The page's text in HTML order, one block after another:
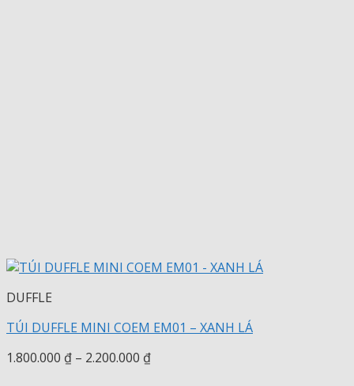
DUFFLE
TÚI DUFFLE MINI COEM EM01 – XANH LÁ
1.800.000 ₫ – 2.200.000 ₫Khoảng